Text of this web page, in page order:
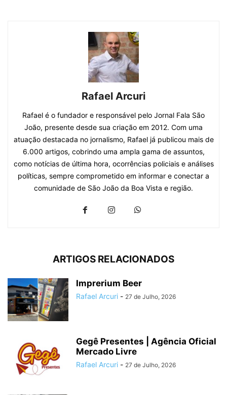
Rafael Arcuri
Rafael é o fundador e responsável pelo Jornal Fala São
João, presente desde sua criação em 2012. Com uma
atuação destacada no jornalismo, Rafael já publicou mais de
6.000 artigos, cobrindo uma ampla gama de assuntos,
como notícias de última hora, ocorrências policiais e análises
políticas, sempre comprometido em informar e conectar a
comunidade de São João da Boa Vista e região.
ARTIGOS RELACIONADOS
Imprerium Beer
Rafael Arcuri - 27 de Julho, 2026
Gegê Presentes | Agência Oficial
Mercado Livre
Rafael Arcuri - 27 de Julho, 2026